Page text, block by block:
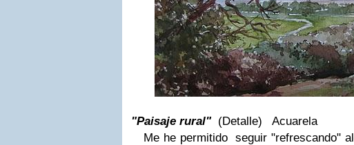
"Paisaje rural"(Detalle) Acuarela
Me he permitido seguir "refrescando"